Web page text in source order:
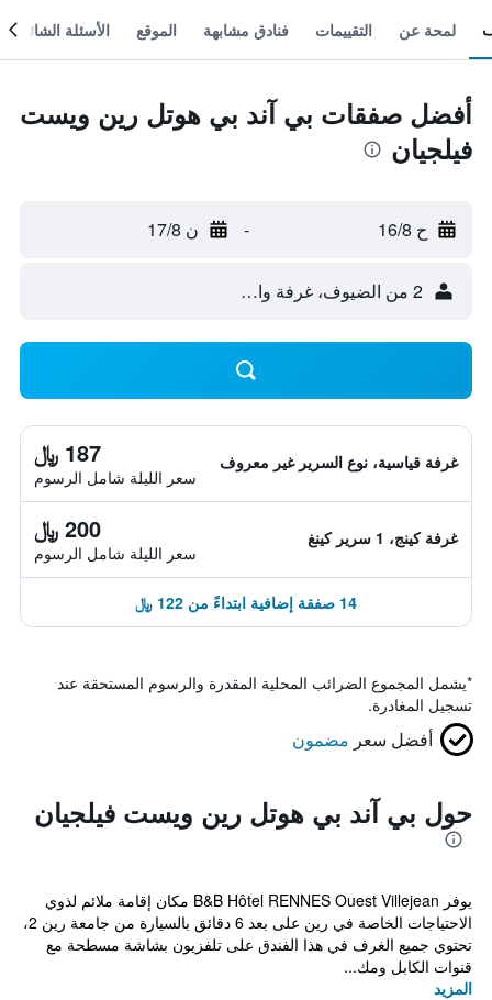
لمحة عن التقييمات فنادق مشابهة الموقع الأسئلة الشائعة
أفضل صفقات بي آند بي هوتل رين ويست
فيلجيان
ح 16/8 - ن 17/8
2 من الضيوف، غرفة واحدة
غرفة قياسية، نوع السرير غير معروف 187 ﷼
سعر الليلة شامل الرسوم
غرفة كينج، 1 سرير كينغ 200 ﷼
سعر الليلة شامل الرسوم
14 صفقة إضافية ابتداءً من 122 ﷼
*يشمل المجموع الضرائب المحلية المقدرة والرسوم المستحقة عند
تسجيل المغادرة.
أفضل سعر مضمون
حول بي آند بي هوتل رين ويست فيلجيان
يوفر B&B Hôtel RENNES Ouest Villejean مكان إقامة ملائم لذوي
الاحتياجات الخاصة في رين على بعد 6 دقائق بالسيارة من جامعة رين 2،
تحتوي جميع الغرف في هذا الفندق على تلفزيون بشاشة مسطحة مع
قنوات الكابل ومك...
المزيد